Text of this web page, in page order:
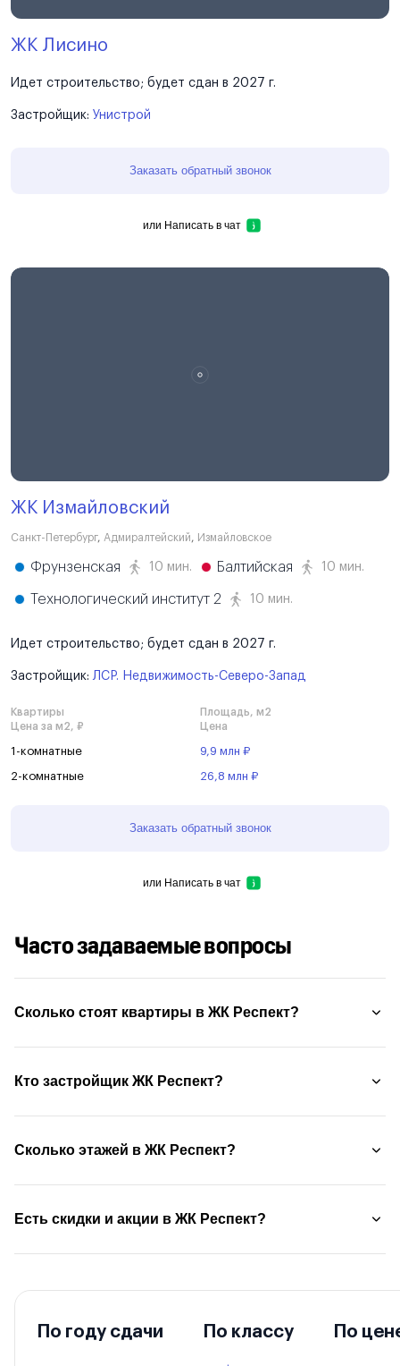
ЖК Лисино
Идет строительство; будет сдан в 2027 г.
Застройщик: Унистрой
Заказать обратный звонок
или Написать в чат
ЖК Измайловский
Санкт-Петербург, Адмиралтейский, Измайловское
Фрунзенская 10 мин. Балтийская 10 мин.
Технологический институт 2 10 мин.
Идет строительство; будет сдан в 2027 г.
Застройщик: ЛСР. Недвижимость-Северо-Запад
Квартиры
Площадь, м2
Цена за м2, ₽
Цена
1-комнатные 9,9 млн ₽
2-комнатные 26,8 млн ₽
Заказать обратный звонок
или Написать в чат
Часто задаваемые вопросы
Сколько стоят квартиры в ЖК Респект?
Кто застройщик ЖК Респект?
Сколько этажей в ЖК Респект?
Есть скидки и акции в ЖК Респект?
По году сдачи По классу По